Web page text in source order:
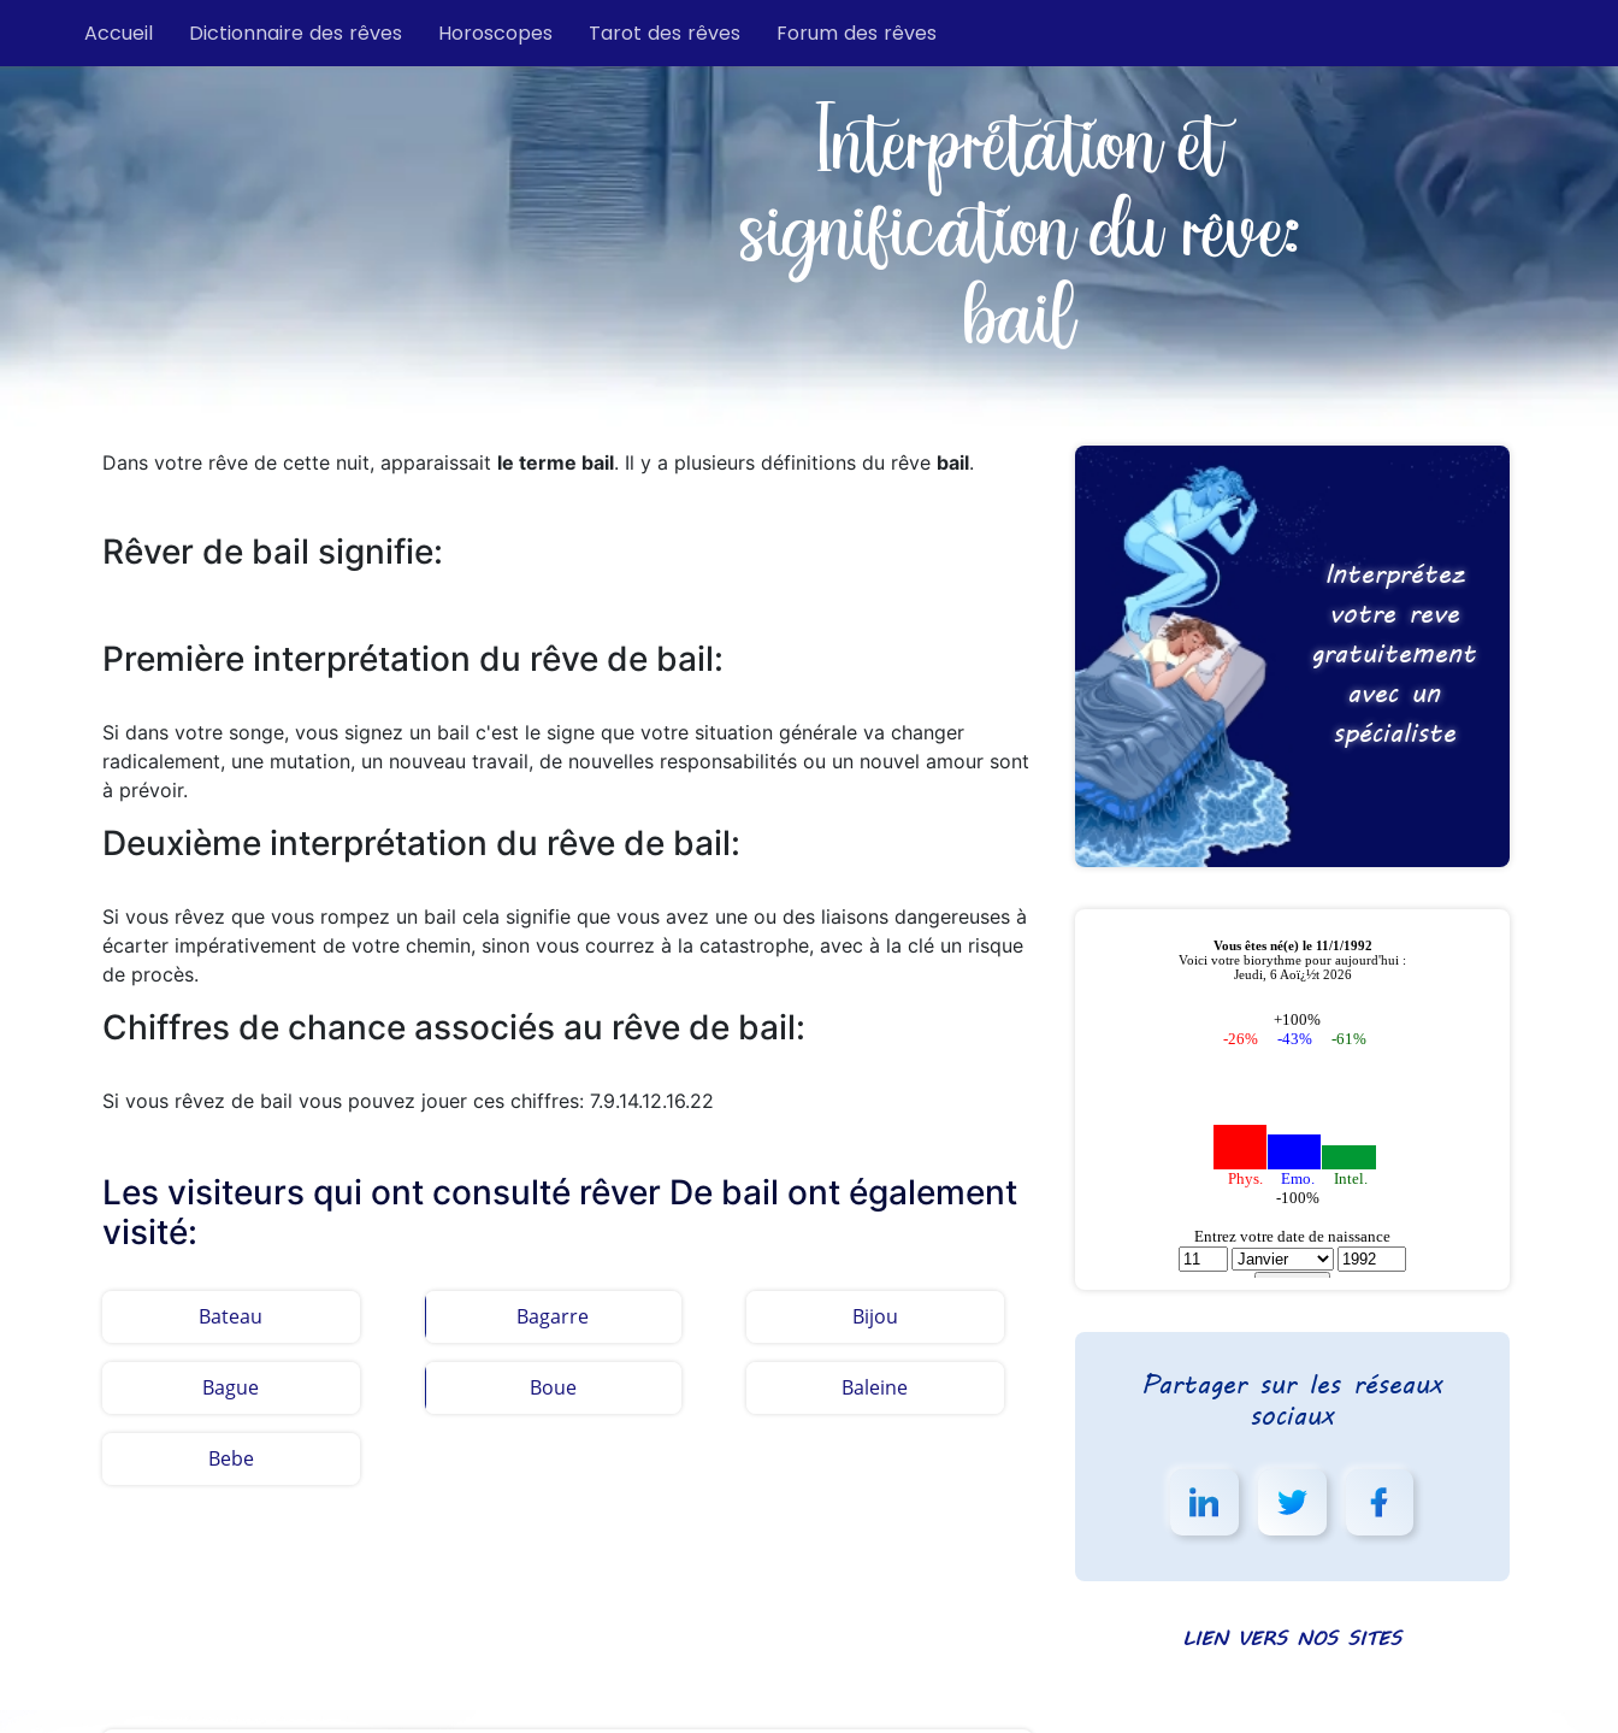
Accueil Dictionnaire des rêves Horoscopes Tarot des rêves Forum des rêves
Interprétation et
signification du rêve:
bail
Dans votre rêve de cette nuit, apparaissait le terme bail. Il y a plusieurs définitions du rêve bail.
Rêver de bail signifie:
Première interprétation du rêve de bail:
Si dans votre songe, vous signez un bail c'est le signe que votre situation générale va changer
radicalement, une mutation, un nouveau travail, de nouvelles responsabilités ou un nouvel amour sont
à prévoir.
Deuxième interprétation du rêve de bail:
Si vous rêvez que vous rompez un bail cela signifie que vous avez une ou des liaisons dangereuses à
écarter impérativement de votre chemin, sinon vous courrez à la catastrophe, avec à la clé un risque
de procès.
Chiffres de chance associés au rêve de bail:
Si vous rêvez de bail vous pouvez jouer ces chiffres: 7.9.14.12.16.22
Les visiteurs qui ont consulté rêver De bail ont également
visité:
Bateau Bagarre Bijou
Bague Boue Baleine
Bebe
Interprétez
votre reve
gratuitement
avec un
spécialiste
Partager sur les réseaux
sociaux
LIEN VERS NOS SITES